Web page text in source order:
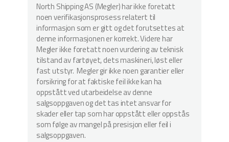
North Shipping AS (Megler) har ikke foretatt
noen verifikasjonsprosess relatert til
informasjon som er gitt og det forutsettes at
denne informasjonen er korrekt. Videre har
Megler ikke foretatt noen vurdering av teknisk
tilstand av fartøyet, dets maskineri, løst eller
fast utstyr. Megler gir ikke noen garantier eller
forsikring for at faktiske feil ikke kan ha
oppstått ved utarbeidelse av denne
salgsoppgaven og det tas intet ansvar for
skader eller tap som har oppstått eller oppstås
som følge av mangel på presisjon eller feil i
salgsoppgaven.